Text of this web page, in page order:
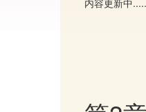
内容更新中